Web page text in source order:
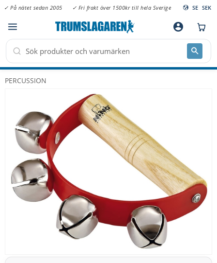
Meny
✓ På nätet sedan 2005 ✓ Fri frakt över 1500kr till hela Sverige SE SEK
account_circle
PERCUSSION